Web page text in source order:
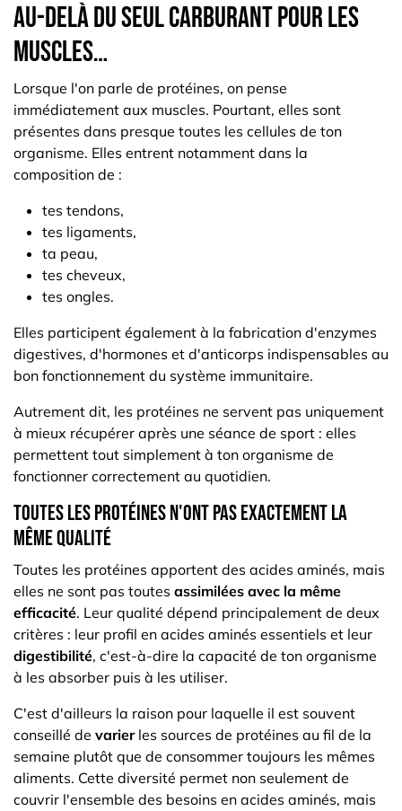
Au-delà du seul carburant pour les
muscles…
Lorsque l'on parle de protéines, on pense
immédiatement aux muscles. Pourtant, elles sont
présentes dans presque toutes les cellules de ton
organisme. Elles entrent notamment dans la
composition de :
tes tendons,
tes ligaments,
ta peau,
tes cheveux,
tes ongles.
Elles participent également à la fabrication d'enzymes
digestives, d'hormones et d'anticorps indispensables au
bon fonctionnement du système immunitaire.
Autrement dit, les protéines ne servent pas uniquement
à mieux récupérer après une séance de sport : elles
permettent tout simplement à ton organisme de
fonctionner correctement au quotidien.
Toutes les protéines n'ont pas exactement la
même qualité
Toutes les protéines apportent des acides aminés, mais
elles ne sont pas toutes assimilées avec la même
efficacité. Leur qualité dépend principalement de deux
critères : leur profil en acides aminés essentiels et leur
digestibilité, c'est-à-dire la capacité de ton organisme
à les absorber puis à les utiliser.
C'est d'ailleurs la raison pour laquelle il est souvent
conseillé de varierles sources de protéines au fil de la
semaine plutôt que de consommer toujours les mêmes
aliments. Cette diversité permet non seulement de
couvrir l'ensemble des besoins en acides aminés, mais